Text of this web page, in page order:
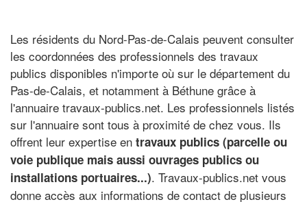
Les résidents du Nord-Pas-de-Calais peuvent consulter
les coordonnées des professionnels des travaux
publics disponibles n'importe où sur le département du
Pas-de-Calais, et notamment à Béthune grâce à
l'annuaire travaux-publics.net. Les professionnels listés
sur l'annuaire sont tous à proximité de chez vous. Ils
offrent leur expertise en travaux publics (parcelle ou
voie publique mais aussi ouvrages publics ou
installations portuaires...). Travaux-publics.net vous
donne accès aux informations de contact de plusieurs